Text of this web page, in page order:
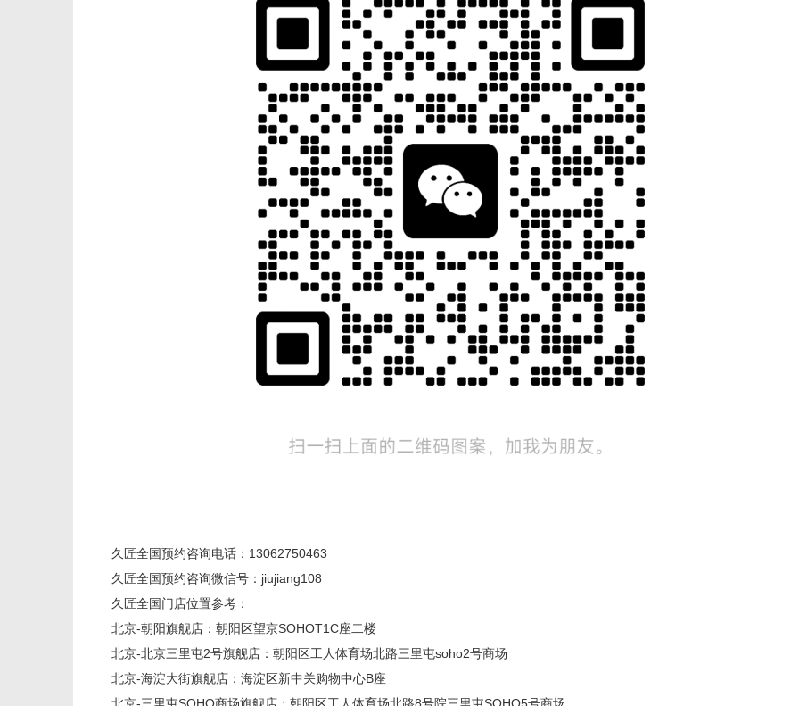
久匠全国预约咨询电话：13062750463
久匠全国预约咨询微信号：jiujiang108
久匠全国门店位置参考：
北京-朝阳旗舰店：朝阳区望京SOHOT1C座二楼
北京-北京三里屯2号旗舰店：朝阳区工人体育场北路三里屯soho2号商场
北京-海淀大街旗舰店：海淀区新中关购物中心B座